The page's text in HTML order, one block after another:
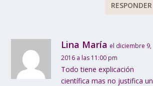
RESPONDER
Lina María el diciembre 9,
2016 a las 11:00 pm
Todo tiene explicación
científica mas no justifica un